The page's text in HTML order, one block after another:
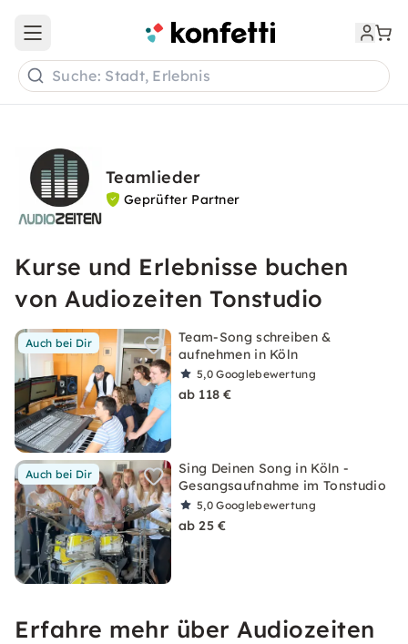
Open main menu
Suche: Stadt, Erlebnis
Teamlieder
Geprüfter Partner
Kurse und Erlebnisse buchen
von Audiozeiten Tonstudio
Auch bei Dir
Team-Song schreiben &
aufnehmen in Köln
5,0Googlebewertung
ab 118 €
Auch bei Dir
Sing Deinen Song in Köln -
Gesangsaufnahme im Tonstudio
5,0Googlebewertung
ab 25 €
Erfahre mehr über Audiozeiten